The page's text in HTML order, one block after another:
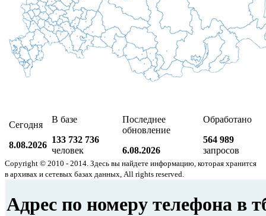
Сегодня
8.08.2026
В базе
133 732 736
человек
Последнее
обновление
6.08.2026
Обработано
564 989
запросов
Copyright © 2010 - 2014. Здесь вы найдете информацию, которая хранится
в архивах и сетевых базах данных, All rights reserved.
Адрес по номеру телефона в